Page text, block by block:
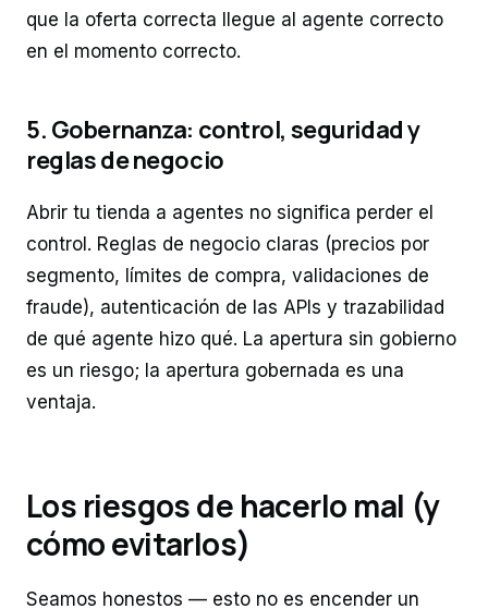
que la oferta correcta llegue al agente correcto
en el momento correcto.
5. Gobernanza: control, seguridad y
reglas de negocio
Abrir tu tienda a agentes no significa perder el
control. Reglas de negocio claras (precios por
segmento, límites de compra, validaciones de
fraude), autenticación de las APIs y trazabilidad
de qué agente hizo qué. La apertura sin gobierno
es un riesgo; la apertura gobernada es una
ventaja.
Los riesgos de hacerlo mal (y
cómo evitarlos)
Seamos honestos — esto no es encender un